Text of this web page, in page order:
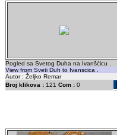
Pogled sa Svetog Duha na Ivanšćicu .
View from Sveti Duh to Ivanscica .
Autor : Željko Remar
Broj klikova :121 Com :0